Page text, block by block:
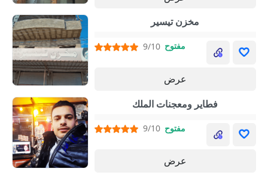
مخزن تيسير
9/10 مفتوح
عرض
فطاير ومعجنات الملك
9/10 مفتوح
عرض